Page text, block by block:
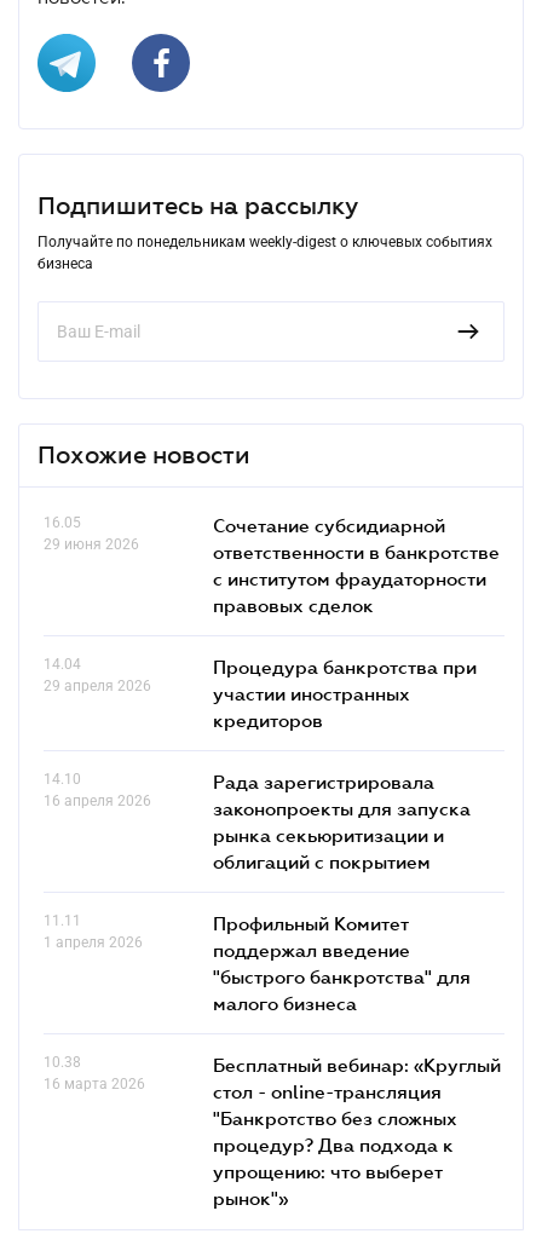
Подпишитесь на рассылку
Получайте по понедельникам weekly-digest о ключевых событиях
бизнеса
Похожие новости
16.05
29 июня 2026
Сочетание субсидиарной
ответственности в банкротстве
с институтом фраудаторности
правовых сделок
14.04
29 апреля 2026
Процедура банкротства при
участии иностранных
кредиторов
14.10
16 апреля 2026
Рада зарегистрировала
законопроекты для запуска
рынка секьюритизации и
облигаций с покрытием
11.11
1 апреля 2026
Профильный Комитет
поддержал введение
"быстрого банкротства" для
малого бизнеса
10.38
16 марта 2026
Бесплатный вебинар: «Круглый
стол - online-трансляция
"Банкротство без сложных
процедур? Два подхода к
упрощению: что выберет
рынок"»